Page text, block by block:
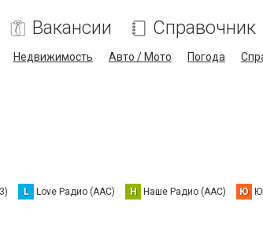
Вакансии Справочник
Недвижимость Авто / Мото Погода
L Love Радио (AAC) Н Наше Радио (AAC) Ю